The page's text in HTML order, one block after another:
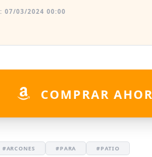
07/03/2024 00:00
COMPRAR
#ARCONES #PARA #PATIO